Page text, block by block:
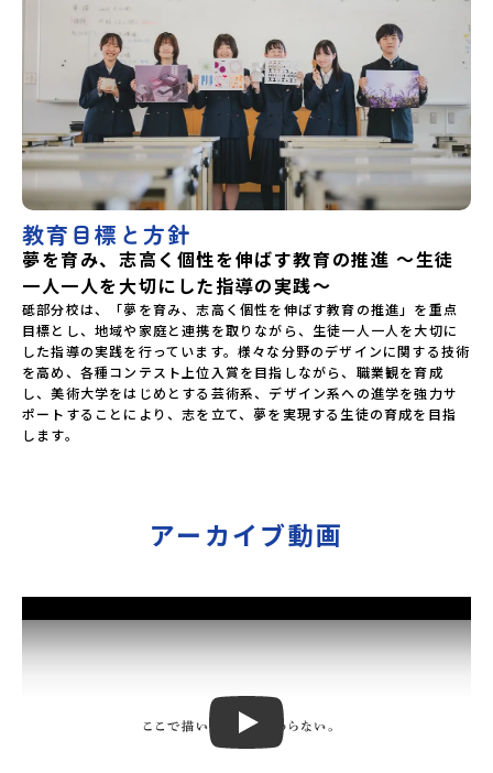
教育目標と方針
夢を育み、志高く個性を伸ばす教育の推進 ～生徒
一人一人を大切にした指導の実践～
砥部分校は、「夢を育み、志高く個性を伸ばす教育の推進」を重点
目標とし、地域や家庭と連携を取りながら、生徒一人一人を大切に
した指導の実践を行っています。様々な分野のデザインに関する技術
を高め、各種コンテスト上位入賞を目指しながら、職業観を育成
し、美術大学をはじめとする芸術系、デザイン系への進学を強力サ
ポートすることにより、志を立て、夢を実現する生徒の育成を目指
します。
アーカイブ動画
Play